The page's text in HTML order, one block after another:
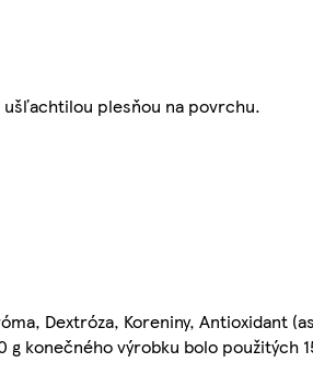
ušľachtilou plesňou na povrchu.
Dextróza, Koreniny, Antioxidant
konečného výrobku bolo použitých